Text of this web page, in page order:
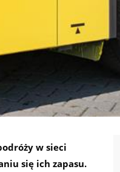
w sieci
się ich zapasu.